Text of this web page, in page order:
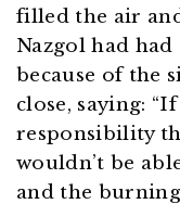
filled the air
Nazgol had
because of the
close, saying:
responsibility
wouldn’t be
and the